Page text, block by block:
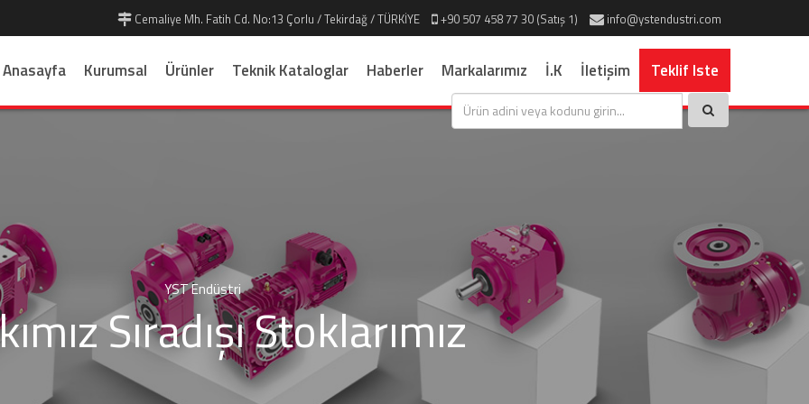
Cemaliye Mh. Fatih Cd. No:13 Çorlu / Tekirdağ / TÜRKİYE +90 507 458 77 30 (Satış 1) info@ystendustri.com
Anasayfa Kurumsal Ürünler Teknik Kataloglar Haberler Markalarımız İ.K İletişim Teklif Iste
Sıradışı Stoklarımız
YST Endüstri